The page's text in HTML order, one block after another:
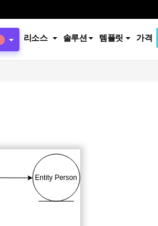
리소스 솔루션 템플릿 가격